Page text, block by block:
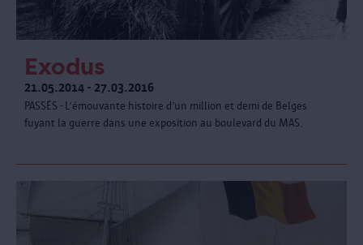
Exodus
21.05.2014 - 27.03.2016
PASSÉS - L’émouvante histoire d’un million et demi de Belges
fuyant la guerre dans une exposition au boulevard du MAS.